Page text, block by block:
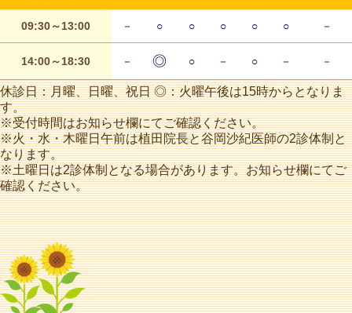
09:30～13:00 － ○ ○ ○ ○ ○ －
14:00～18:30 － ◎ ○ － ○ － －
休診日：月曜、日曜、祝日 ◎：火曜午後は15時からとなりま
す。
※受付時間はお知らせ欄にてご確認ください。
※火・水・木曜日午前は植田院長と谷岡沙紀医師の2診体制と
なります。
※土曜日は2診体制となる場合があります。お知らせ欄にてご
確認ください。